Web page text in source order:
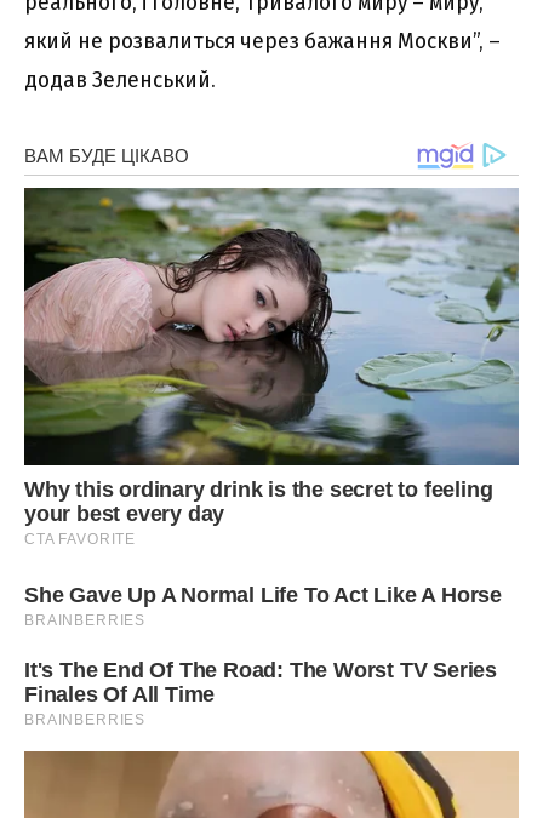
який не розвалиться через бажання Москви”, –
додав Зеленський.